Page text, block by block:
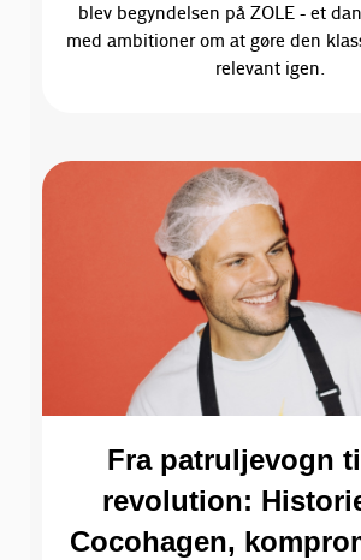
blev begyndelsen på ZOLE - et
med ambitioner om at gøre den
relevant igen.
Fra patruljevogn
revolution:
Cocohagen,